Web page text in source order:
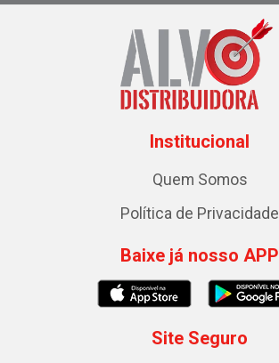
Institucional
Quem Somos
Política de Privacidade
Baixe já nosso APP
Site Seguro